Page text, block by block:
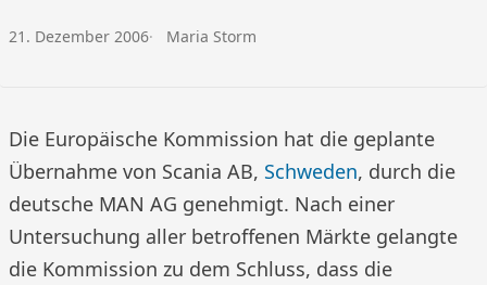
Veröffentlicht am:
21. Dezember 2006 Autor:
Maria Storm
Die Europäische Kommission hat die geplante
Übernahme von Scania AB, Schweden, durch die
deutsche MAN AG genehmigt. Nach einer
Untersuchung aller betroffenen Märkte gelangte
die Kommission zu dem Schluss, dass die